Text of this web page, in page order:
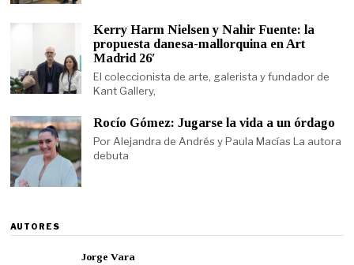
Kerry Harm Nielsen y Nahir Fuente: la
propuesta danesa-mallorquina en Art
Madrid 26′
El coleccionista de arte, galerista y fundador de
Kant Gallery,
Rocío Gómez: Jugarse la vida a un órdago
Por Alejandra de Andrés y Paula Macías La autora
debuta
AUTORES
Jorge Vara